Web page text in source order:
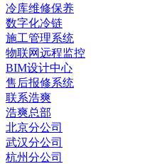
冷库维修保养
数字化冷链
施工管理系统
物联网远程监控
BIM设计中心
售后报修系统
联系浩爽
浩爽总部
北京分公司
武汉分公司
杭州分公司